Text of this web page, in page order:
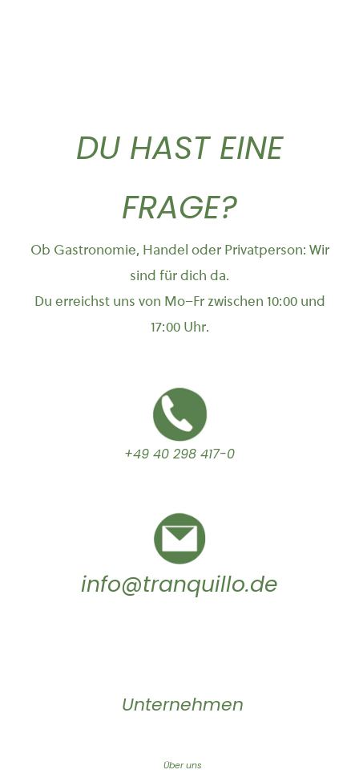
DU HAST EINE
FRAGE?
Ob Gastronomie, Handel oder Privatperson: Wir
sind für dich da.
Du erreichst uns von Mo–Fr zwischen 10:00 und
17:00 Uhr.
+49 40 298 417-0
info@tranquillo.de
Unternehmen
Über uns